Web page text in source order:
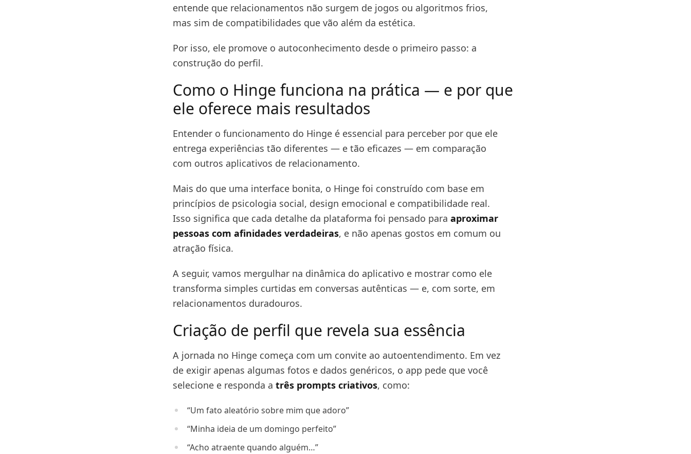
entende que relacionamentos não surgem de jogos ou algoritmos frios,
mas sim de compatibilidades que vão além da estética.
Por isso, ele promove o autoconhecimento desde o primeiro passo: a
construção do perfil.
Como o Hinge funciona na prática — e por que
ele oferece mais resultados
Entender o funcionamento do Hinge é essencial para perceber por que ele
entrega experiências tão diferentes — e tão eficazes — em comparação
com outros aplicativos de relacionamento.
Mais do que uma interface bonita, o Hinge foi construído com base em
princípios de psicologia social, design emocional e compatibilidade real.
Isso significa que cada detalhe da plataforma foi pensado para aproximar
pessoas com afinidades verdadeiras, e não apenas gostos em comum ou
atração física.
A seguir, vamos mergulhar na dinâmica do aplicativo e mostrar como ele
transforma simples curtidas em conversas autênticas — e, com sorte, em
relacionamentos duradouros.
Criação de perfil que revela sua essência
A jornada no Hinge começa com um convite ao autoentendimento. Em vez
de exigir apenas algumas fotos e dados genéricos, o app pede que você
selecione e responda a três prompts criativos, como:
“Um fato aleatório sobre mim que adoro”
“Minha ideia de um domingo perfeito”
“Acho atraente quando alguém…”